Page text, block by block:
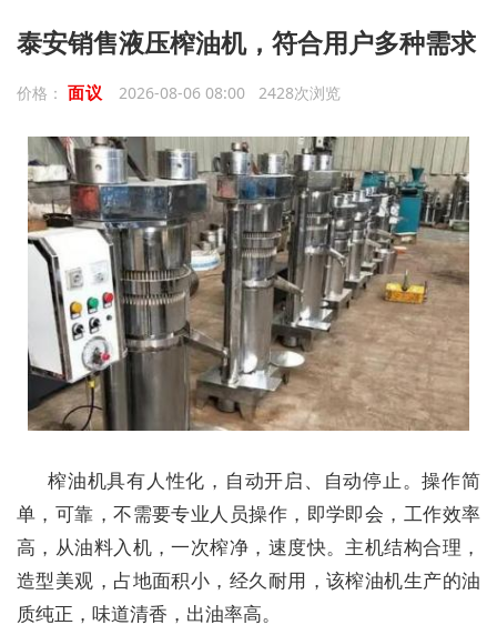
泰安销售液压榨油机，符合用户多种需求
价格： 面议 2026-08-06 08:00 2428次浏览
榨油机具有人性化，自动开启、自动停止。操作简
单，可靠，不需要专业人员操作，即学即会，工作效率
高，从油料入机，一次榨净，速度快。主机结构合理，
造型美观，占地面积小，经久耐用，该榨油机生产的油
质纯正，味道清香，出油率高。